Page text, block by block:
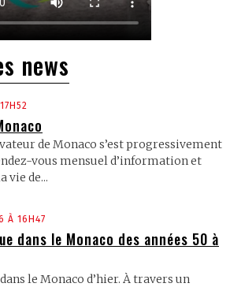
news
de Monaco s’est progressivement
vous mensuel d’information et
vie de...
À 16H47
dans le Monaco des années 50 à
le Monaco d’hier. À travers un